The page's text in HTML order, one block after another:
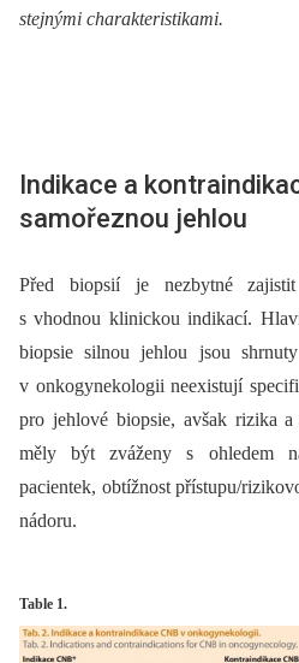
stejnými charakteristikami.
Indikace a
samořeznou jehlou
Před biopsií je nezbytné
s vhodnou klinickou indikací.
biopsie silnou jehlou jsou
v onkogynekologii neexistují
pro jehlové biopsie, avšak rizika
měly být zváženy s ohledem
pacientek, obtížnost přístupu/
nádoru.
Table 1.